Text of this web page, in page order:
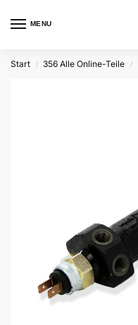
MENU
Start / 356 Alle Online-Teile /